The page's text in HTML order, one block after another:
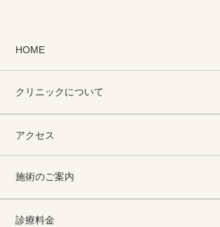
HOME
クリニックについて
アクセス
施術のご案内
診療料金